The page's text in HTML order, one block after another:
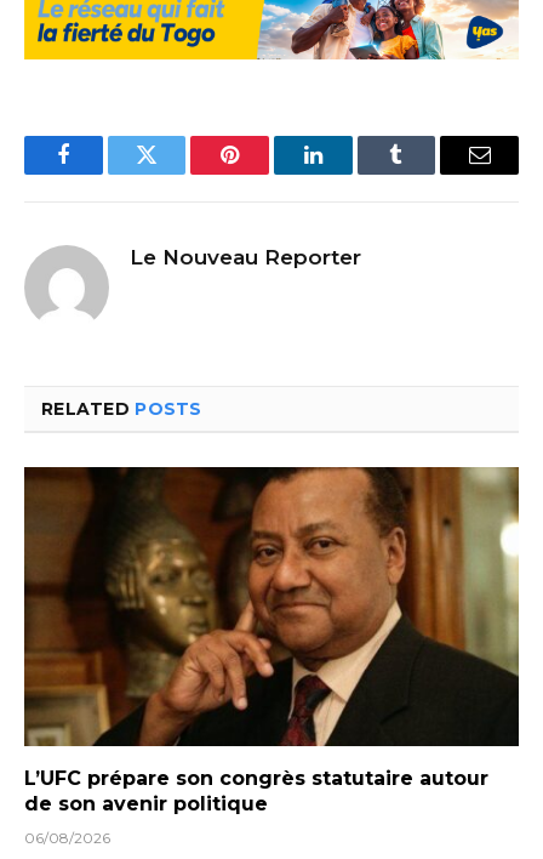
FacebookTwitter Pinterest LinkedInTumblr Email
Le Nouveau Reporter
RELATED POSTS
L’UFC prépare son congrès statutaire autour
de son avenir politique
06/08/2026